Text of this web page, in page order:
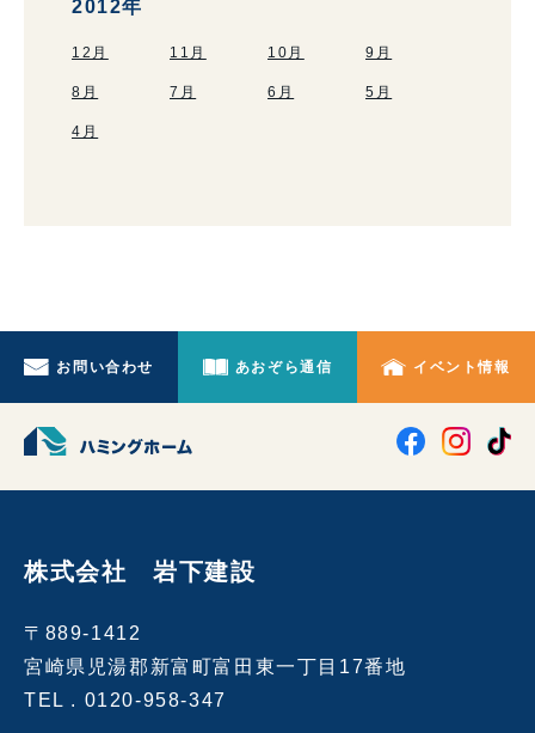
2012年
12月 11月 10月 9月
8月 7月 6月 5月
4月
お問い合わせ あおぞら通信 イベント情報
株式会社 岩下建設
〒889-1412
宮崎県児湯郡新富町富田東一丁目17番地
TEL . 0120-958-347